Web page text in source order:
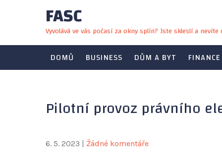
FASC
Vyvolává ve vás počasí za okny splín? Jste skleslí a
DOMŮ BUSINESS DŮM A BYT FINANCE
Pilotní provoz právního
6. 5. 2023 | Žádné komentáře